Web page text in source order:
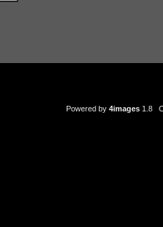
Powered by 4images1.8